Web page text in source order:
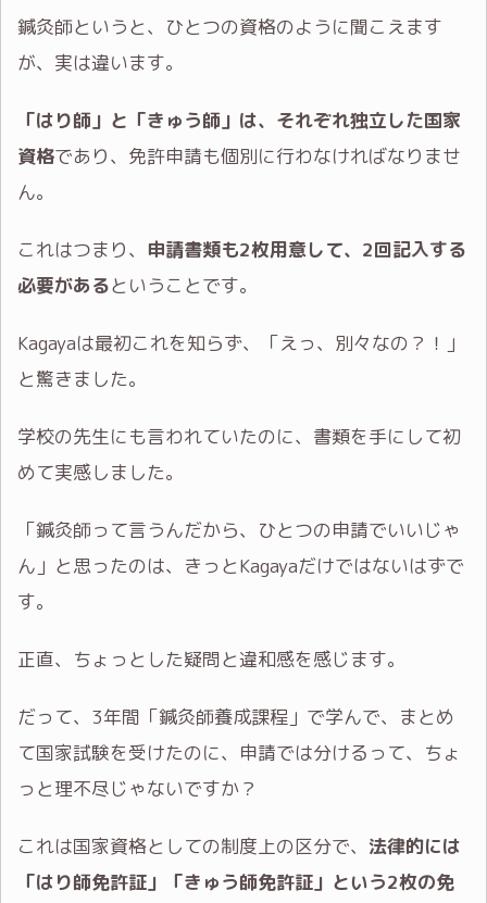
鍼灸師というと、ひとつの資格のように聞こえます
が、実は違います。
「はり師」と「きゅう師」は、それぞれ独立した国家
資格であり、免許申請も個別に行わなければなりませ
ん。
これはつまり、 申請書類も2枚用意して、2回記入する
必要があるということです。
Kagayaは最初これを知らず、「えっ、別々なの？！」
と驚きました。
学校の先生にも言われていたのに、書類を手にして初
めて実感しました。
「鍼灸師って言うんだから、ひとつの申請でいいじゃ
ん」と思ったのは、きっとKagayaだけではないはずで
す。
正直、ちょっとした疑問と違和感を感じます。
だって、3年間「鍼灸師養成課程」で学んで、まとめ
て国家試験を受けたのに、申請では分けるって、ちょ
っと理不尽じゃないですか？
これは国家資格としての制度上の区分で、 法律的には
「はり師免許証」「きゅう師免許証」という2枚の免